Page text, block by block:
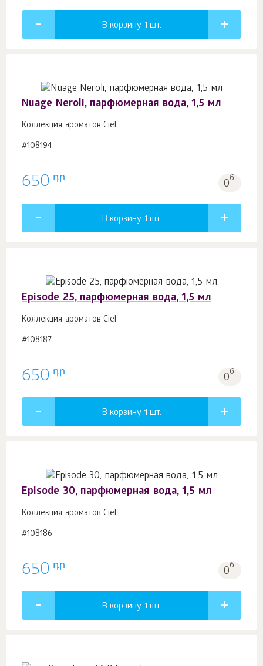
В корзину 1 шт.
Nuage Neroli, парфюмерная вода, 1,5 мл
Коллекция ароматов Ciel
#108194
650 դր 0б.
В корзину 1 шт.
Episode 25, парфюмерная вода, 1,5 мл
Коллекция ароматов Ciel
#108187
650 դր 0б.
В корзину 1 шт.
Episode 30, парфюмерная вода, 1,5 мл
Коллекция ароматов Ciel
#108186
650 դր 0б.
В корзину 1 шт.